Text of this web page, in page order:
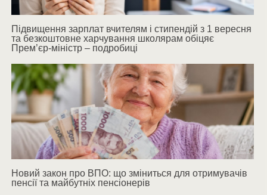
Підвищення зарплат вчителям і стипендій з 1 вересня
та безкоштовне харчування школярам обіцяє
Прем’єр-міністр – подробиці
Новий закон про ВПО: що зміниться для отримувачів
пенсії та майбутніх пенсіонерів